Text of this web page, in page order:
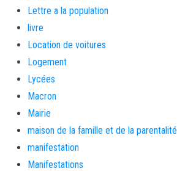
Lettre a la population
livre
Location de voitures
Logement
Lycées
Macron
Mairie
maison de la famille et de la parentalité
manifestation
Manifestations